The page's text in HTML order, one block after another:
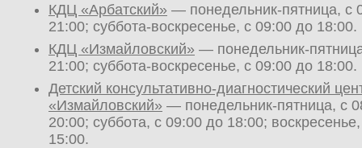
КДЦ «Арбатский» — понедельник-пятница, с
21:00; суббота-воскресенье, с 09:00 до 18:00.
КДЦ «Измайловский» — понедельник-
21:00; суббота-воскресенье, с 09:00 до 18:00.
Детский консультативно-диагностический
«Измайловский» — понедельник-пятница, с
20:00; суббота, с 09:00 до 18:00;
15:00.